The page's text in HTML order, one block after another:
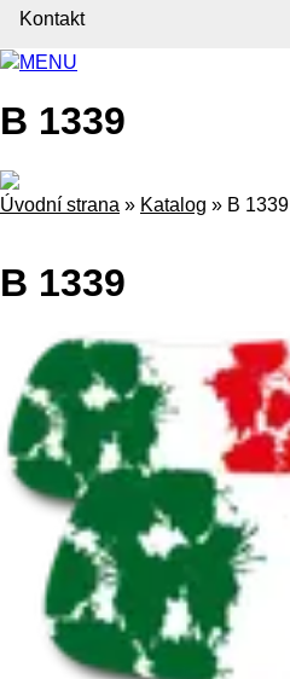
Kontakt
MENU
B 1339
Úvodní strana » Katalog » B 1339
B 1339